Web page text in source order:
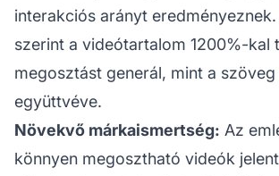
interakciós arányt
szerint a videótartalom 1200%-kal
megosztást generál, mint a szöveg
együttvéve.
Növekvő márkaismertség: Az
könnyen megosztható videók